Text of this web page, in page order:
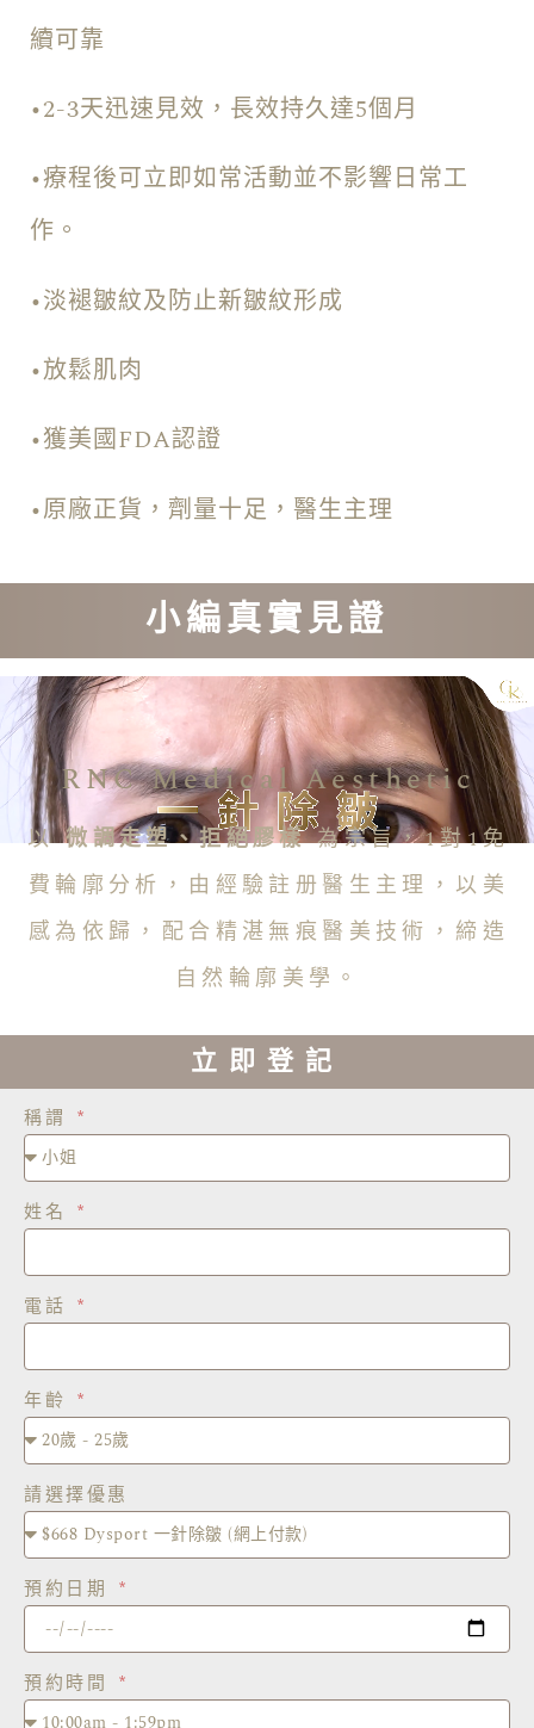
續可靠
•2-3天迅速見效，長效持久達5個月
•療程後可立即如常活動並不影響日常工
作。
•淡褪皺紋及防止新皺紋形成
•放鬆肌肉
•獲美國FDA認證
•原廠正貨，劑量十足，醫生主理
小編真實見證
RNC Medical Aesthetic
以微調走塑、拒絕膠樣為宗旨，1對1免
費輪廓分析，由經驗註册醫生主理，以美
感為依歸，配合精湛無痕醫美技術，締造
自然輪廓美學。
立即登記
稱謂
姓名
電話
年齡
請選擇優惠
預約日期
預約時間